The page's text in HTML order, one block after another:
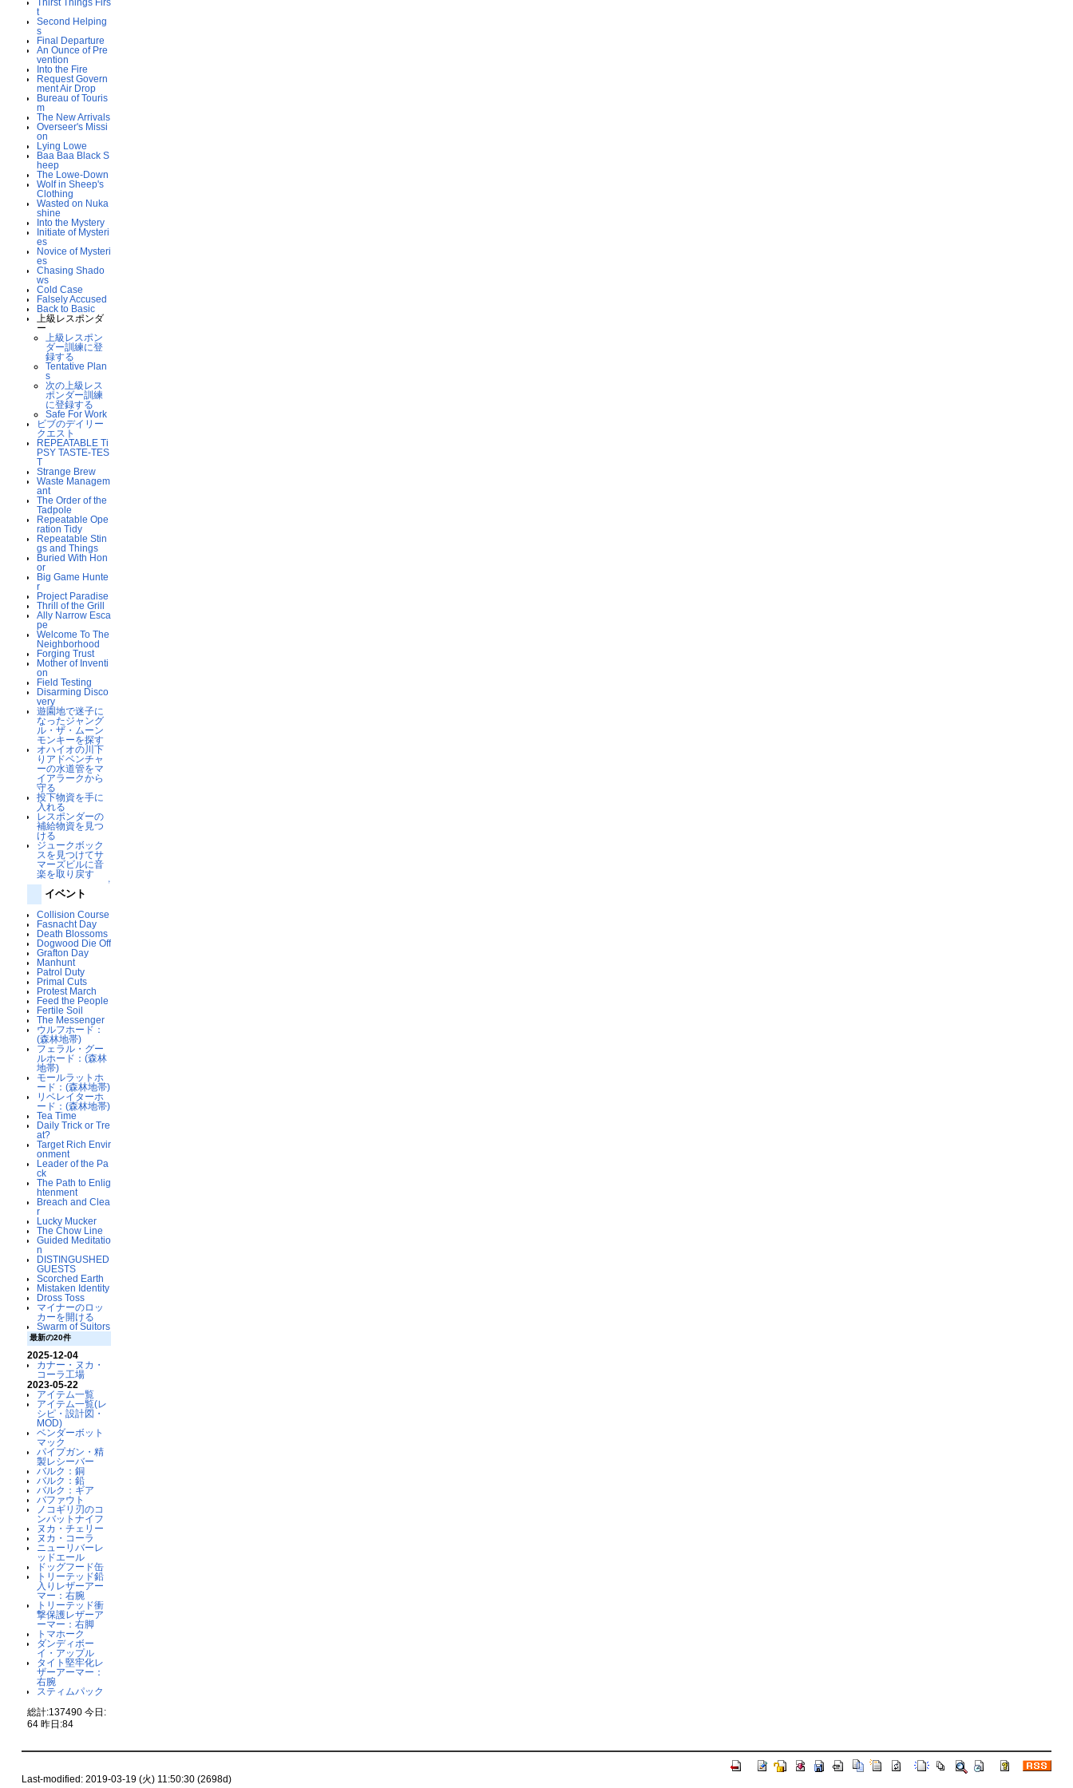
Thirst Things Firs
t
Second Helping
s
Final Departure
An Ounce of Pre
vention
Into the Fire
Request Govern
ment Air Drop
Bureau of Touris
m
The New Arrivals
Overseer's Missi
on
Lying Lowe
Baa Baa Black S
heep
The Lowe-Down
Wolf in Sheep's
Clothing
Wasted on Nuka
shine
Into the Mystery
Initiate of Mysteri
es
Novice of Mysteri
es
Chasing Shado
ws
Cold Case
Falsely Accused
Back to Basic
上級レスポンダ
ー
上級レスポン
ダー訓練に登
録する
Tentative Plan
s
次の上級レス
ポンダー訓練
に登録する
Safe For Work
ビブのデイリー
クエスト
REPEATABLE Ti
PSY TASTE-TES
T
Strange Brew
Waste Managem
ant
The Order of the
Tadpole
Repeatable Ope
ration Tidy
Repeatable Stin
gs and Things
Buried With Hon
or
Big Game Hunte
r
Project Paradise
Thrill of the Grill
Ally Narrow Esca
pe
Welcome To The
Neighborhood
Forging Trust
Mother of Inventi
on
Field Testing
Disarming Disco
very
遊園地で迷子に
なったジャング
ル・ザ・ムーン
モンキーを探す
オハイオの川下
りアドベンチャ
ーの水道管をマ
イアラークから
守る
投下物資を手に
入れる
レスポンダーの
補給物資を見つ
ける
ジュークボック
スを見つけてサ
マーズビルに音
楽を取り戻す
↑
イベント
Collision Course
Fasnacht Day
Death Blossoms
Dogwood Die Off
Grafton Day
Manhunt
Patrol Duty
Primal Cuts
Protest March
Feed the People
Fertile Soil
The Messenger
ウルフホード：
(森林地帯)
フェラル・グー
ルホード：(森林
地帯)
モールラットホ
ード：(森林地帯)
リベレイターホ
ード：(森林地帯)
Tea Time
Daily Trick or Tre
at?
Target Rich Envir
onment
Leader of the Pa
ck
The Path to Enlig
htenment
Breach and Clea
r
Lucky Mucker
The Chow Line
Guided Meditatio
n
DISTINGUSHED
GUESTS
Scorched Earth
Mistaken Identity
Dross Toss
マイナーのロッ
カーを開ける
Swarm of Suitors
最新の20件
2025-12-04
カナー・ヌカ・
コーラ工場
2023-05-22
アイテム一覧
アイテム一覧(レ
シピ・設計図・
MOD)
ベンダーボット
マック
パイプガン・精
製レシーバー
バルク：銅
バルク：鉛
バルク：ギア
バファウト
ノコギリ刃のコ
ンバットナイフ
ヌカ・チェリー
ヌカ・コーラ
ニューリバーレ
ッドエール
ドッグフード缶
トリーテッド鉛
入りレザーアー
マー：右腕
トリーテッド衝
撃保護レザーア
ーマー：右脚
トマホーク
ダンディボー
イ・アップル
タイト堅牢化レ
ザーアーマー：
右腕
スティムパック
総計:137490 今日:
64 昨日:84
Last-modified: 2019-03-19 (火) 11:50:30 (2698d)